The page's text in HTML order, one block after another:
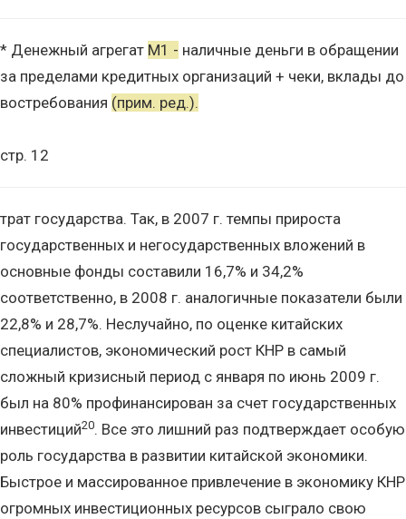
* Денежный агрегат М1 - наличные деньги в обращении
за пределами кредитных организаций + чеки, вклады до
востребования (прим. ред.).
стр. 12
трат государства. Так, в 2007 г. темпы прироста
государственных и негосударственных вложений в
основные фонды составили 16,7% и 34,2%
соответственно, в 2008 г. аналогичные показатели были
22,8% и 28,7%. Неслучайно, по оценке китайских
специалистов, экономический рост КНР в самый
сложный кризисный период с января по июнь 2009 г.
был на 80% профинансирован за счет государственных
инвестиций20. Все это лишний раз подтверждает особую
роль государства в развитии китайской экономики.
Быстрое и массированное привлечение в экономику КНР
огромных инвестиционных ресурсов сыграло свою